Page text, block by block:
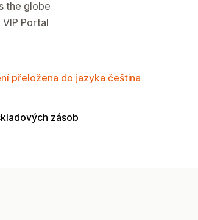
the globe
Portal
přeložena do jazyka čeština
zásob